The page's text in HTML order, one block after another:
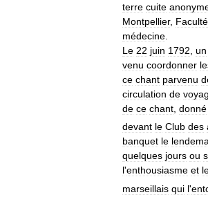
terre cuite
Montpellier, Faculté
médecine
Le 22 juin 1792 un
venu coordonner
ce chant parvenu
circulation de
de ce chant donné
devant le Club des
banquet le
quelques jours ou
l'enthousiasme et
marseillais qui l'